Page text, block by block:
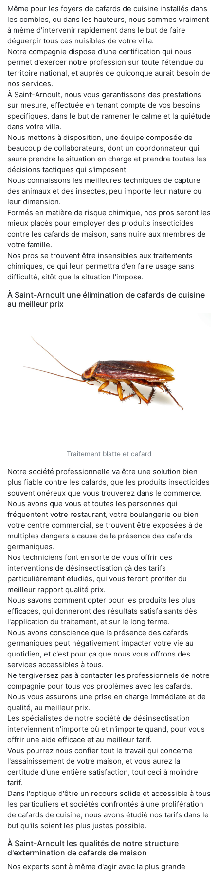
Même pour les foyers de cafards de cuisine installés dans
les combles, ou dans les hauteurs, nous sommes vraiment
à même d'intervenir rapidement dans le but de faire
déguerpir tous ces nuisibles de votre villa.
Notre compagnie dispose d'une certification qui nous
permet d'exercer notre profession sur toute l'étendue du
territoire national, et auprès de quiconque aurait besoin de
nos services.
À Saint-Arnoult, nous vous garantissons des prestations
sur mesure, effectuée en tenant compte de vos besoins
spécifiques, dans le but de ramener le calme et la quiétude
dans votre villa.
Nous mettons à disposition, une équipe composée de
beaucoup de collaborateurs, dont un coordonnateur qui
saura prendre la situation en charge et prendre toutes les
décisions tactiques qui s'imposent.
Nous connaissons les meilleures techniques de capture
des animaux et des insectes, peu importe leur nature ou
leur dimension.
Formés en matière de risque chimique, nos pros seront les
mieux placés pour employer des produits insecticides
contre les cafards de maison, sans nuire aux membres de
votre famille.
Nos pros se trouvent être insensibles aux traitements
chimiques, ce qui leur permettra d'en faire usage sans
difficulté, sitôt que la situation l'impose.
À Saint-Arnoult une élimination de cafards de cuisine
au meilleur prix
Traitement blatte et cafard
Notre société professionnelle va être une solution bien
plus fiable contre les cafards, que les produits insecticides
souvent onéreux que vous trouverez dans le commerce.
Nous avons que vous et toutes les personnes qui
fréquentent votre restaurant, votre boulangerie ou bien
votre centre commercial, se trouvent être exposées à de
multiples dangers à cause de la présence des cafards
germaniques.
Nos techniciens font en sorte de vous offrir des
interventions de désinsectisation çà des tarifs
particulièrement étudiés, qui vous feront profiter du
meilleur rapport qualité prix.
Nous savons comment opter pour les produits les plus
efficaces, qui donneront des résultats satisfaisants dès
l'application du traitement, et sur le long terme.
Nous avons conscience que la présence des cafards
germaniques peut négativement impacter votre vie au
quotidien, et c'est pour ça que nous vous offrons des
services accessibles à tous.
Ne tergiversez pas à contacter les professionnels de notre
compagnie pour tous vos problèmes avec les cafards.
Nous vous assurons une prise en charge immédiate et de
qualité, au meilleur prix.
Les spécialistes de notre société de désinsectisation
interviennent n'importe où et n'importe quand, pour vous
offrir une aide efficace et au meilleur tarif.
Vous pourrez nous confier tout le travail qui concerne
l'assainissement de votre maison, et vous aurez la
certitude d'une entière satisfaction, tout ceci à moindre
tarif.
Dans l'optique d'être un recours solide et accessible à tous
les particuliers et sociétés confrontés à une prolifération
de cafards de cuisine, nous avons étudié nos tarifs dans le
but qu'ils soient les plus justes possible.
À Saint-Arnoult les qualités de notre structure
d'extermination de cafards de maison
Nos experts sont à même d'agir avec la plus grande